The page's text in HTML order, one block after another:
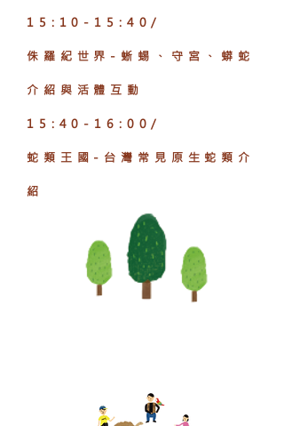
15:10-15:40/
侏羅紀世界-蜥蜴、守宮、蟒蛇
介紹與活體互動
15:40-16:00/
蛇類王國-台灣常見原生蛇類介
紹